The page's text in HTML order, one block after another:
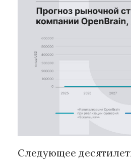
Следующее